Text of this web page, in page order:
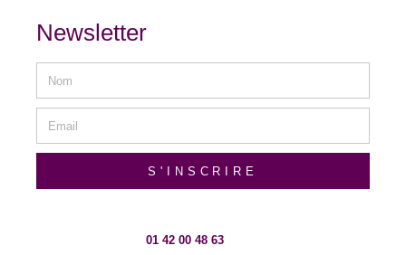
Newsletter
S'INSCRIRE
01 42 00 48 63